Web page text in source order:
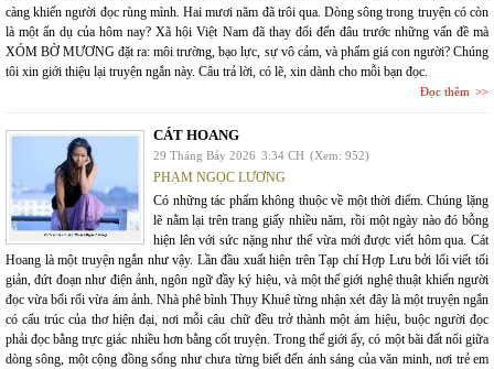
càng khiến người đọc rùng mình. Hai mươi năm đã trôi qua. Dòng sông trong truyện có còn
là một ẩn dụ của hôm nay? Xã hội Việt Nam đã thay đổi đến đâu trước những vấn đề mà
XÓM BỜ MƯƠNG đặt ra: môi trường, bạo lực, sự vô cảm, và phẩm giá con người? Chúng
tôi xin giới thiệu lại truyện ngắn này. Câu trả lời, có lẽ, xin dành cho mỗi bạn đọc.
Đọc thêm
CÁT HOANG
29 Tháng Bảy 2026 3:34 CH (Xem: 952)
PHẠM NGỌC LƯƠNG
Có những tác phẩm không thuộc về một thời điểm. Chúng lặng
lẽ nằm lại trên trang giấy nhiều năm, rồi một ngày nào đó bỗng
hiện lên với sức nặng như thể vừa mới được viết hôm qua. Cát
Hoang là một truyện ngắn như vậy. Lần đầu xuất hiện trên Tạp chí Hợp Lưu bởi lối viết tối
giản, đứt đoạn như điện ảnh, ngôn ngữ đầy ký hiệu, và một thế giới nghệ thuật khiến người
đọc vừa bối rối vừa ám ảnh. Nhà phê bình Thụy Khuê từng nhận xét đây là một truyện ngắn
có cấu trúc của thơ hiện đại, nơi mỗi câu chữ đều trở thành một ám hiệu, buộc người đọc
phải đọc bằng trực giác nhiều hơn bằng cốt truyện. Trong thế giới ấy, có một bãi đất nổi giữa
dòng sông, một cộng đồng sống như chưa từng biết đến ánh sáng của văn minh, nơi trẻ em